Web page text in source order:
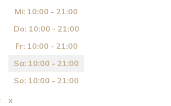
Mi: 10:00 - 21:00
Do: 10:00 - 21:00
Fr: 10:00 - 21:00
Sa: 10:00 - 21:00
So: 10:00 - 21:00
x